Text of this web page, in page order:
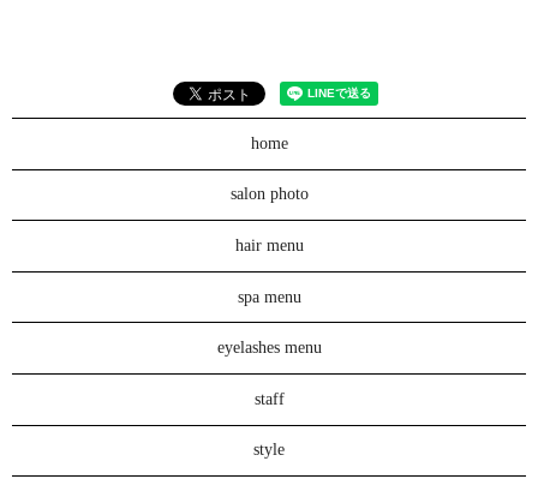
home
salon photo
hair menu
spa menu
eyelashes menu
staff
style